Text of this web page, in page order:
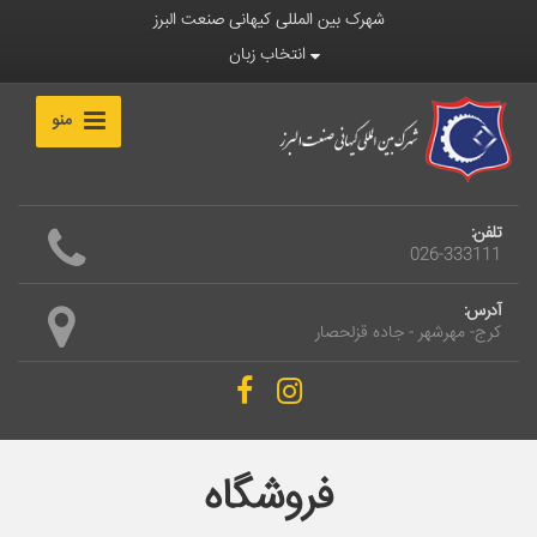
شهرک بین المللی کیهانی صنعت البرز
انتخاب زبان
منو
تلفن:
026-333111
آدرس:
کرج- مهرشهر - جاده قزلحصار
فروشگاه